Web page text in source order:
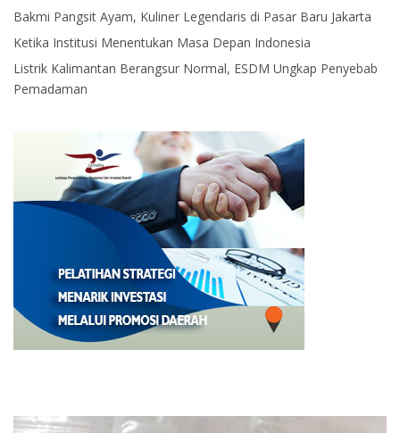
Bakmi Pangsit Ayam, Kuliner Legendaris di Pasar Baru Jakarta
Ketika Institusi Menentukan Masa Depan Indonesia
Listrik Kalimantan Berangsur Normal, ESDM Ungkap Penyebab
Pemadaman